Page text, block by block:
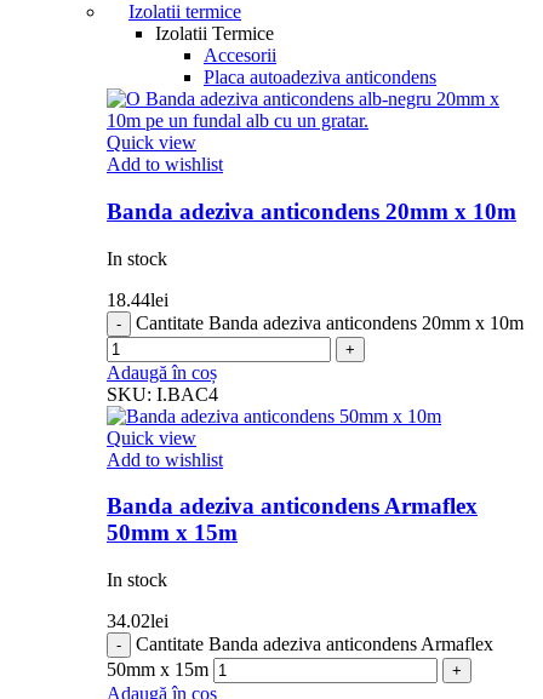
Izolatii termice
Izolatii Termice
Accesorii
Placa autoadeziva anticondens
Quick view
Add to wishlist
Banda adeziva anticondens 20mm x 10m
In stock
18.44lei
Cantitate Banda adeziva anticondens 20mm x 10m
Adaugă în coș
SKU: I.BAC4
Quick view
Add to wishlist
Banda adeziva anticondens Armaflex
50mm x 15m
In stock
34.02lei
Cantitate Banda adeziva anticondens Armaflex
50mm x 15m
Adaugă în coș